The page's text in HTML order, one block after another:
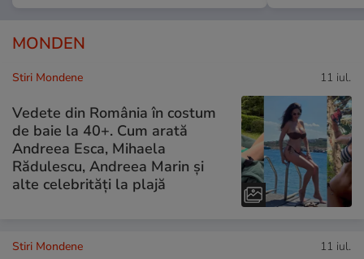
MONDEN
Stiri Mondene 11 iul.
Vedete din România în costum
de baie la 40+. Cum arată
Andreea Esca, Mihaela
Rădulescu, Andreea Marin și
alte celebrități la plajă
Stiri Mondene 11 iul.